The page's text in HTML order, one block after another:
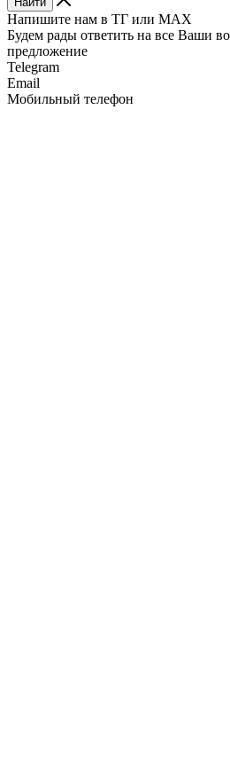
Напишите нам в ТГ или MAX
Будем рады ответить на все Ваши
предложение
Telegram
Email
Мобильный телефон